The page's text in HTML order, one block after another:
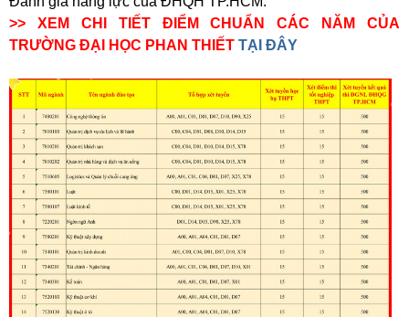
>> XEM CHI TIẾT ĐIỂM CHUẨN CÁC NĂM CỦA
TRƯỜNG ĐẠI HỌC PHAN THIẾT TẠI ĐÂY